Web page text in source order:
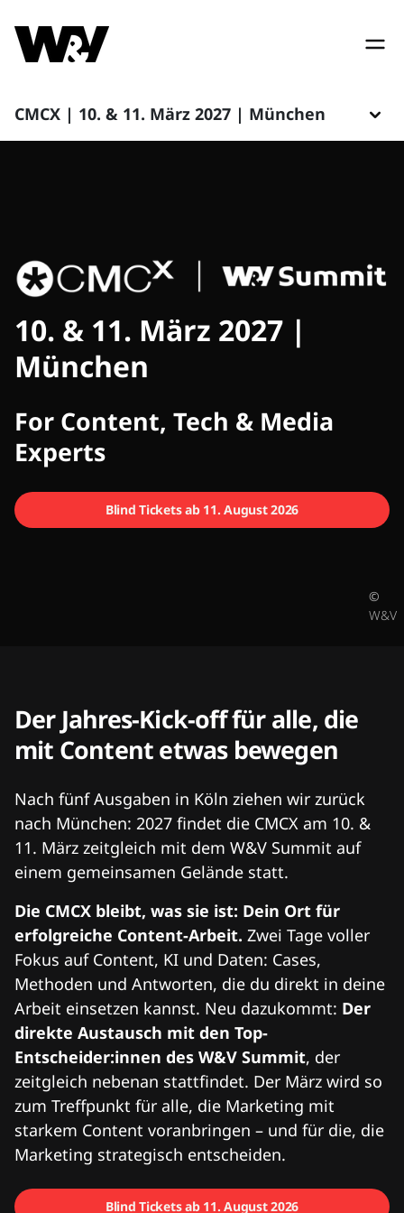
CMCX | 10. & 11. März 2027 | München
CMCX
10. & 11. März 2027 |
München
For Content, Tech & Media
Experts
Blind Tickets ab 11. August 2026
©
W&V
Der Jahres-Kick-off für alle, die
mit Content etwas bewegen
Nach fünf Ausgaben in Köln ziehen wir zurück
nach München: 2027 findet die CMCX am 10. &
11. März zeitgleich mit dem W&V Summit auf
einem gemeinsamen Gelände statt.
Die CMCX bleibt, was sie ist: Dein Ort für
erfolgreiche Content-Arbeit. Zwei Tage voller
Fokus auf Content, KI und Daten: Cases,
Methoden und Antworten, die du direkt in deine
Arbeit einsetzen kannst. Neu dazukommt: Der
direkte Austausch mit den Top-
Entscheider:innen des W&V Summit, der
zeitgleich nebenan stattfindet. Der März wird so
zum Treffpunkt für alle, die Marketing mit
starkem Content voranbringen – und für die, die
Marketing strategisch entscheiden.
Blind Tickets ab 11. August 2026